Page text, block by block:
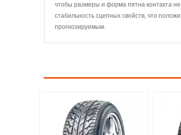
чтобы размеры и форма пятна контакта
стабильность сцепных свойств, что
прогнозируемым.